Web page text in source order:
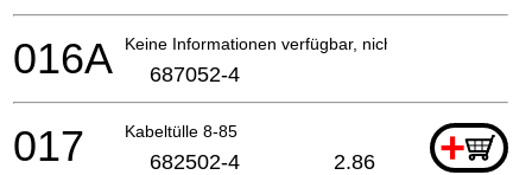
Keine Informationen verfügbar, nicht bestellbar
016A 687052-4
Kabeltülle 8-85 +
017 682502-4 2.86